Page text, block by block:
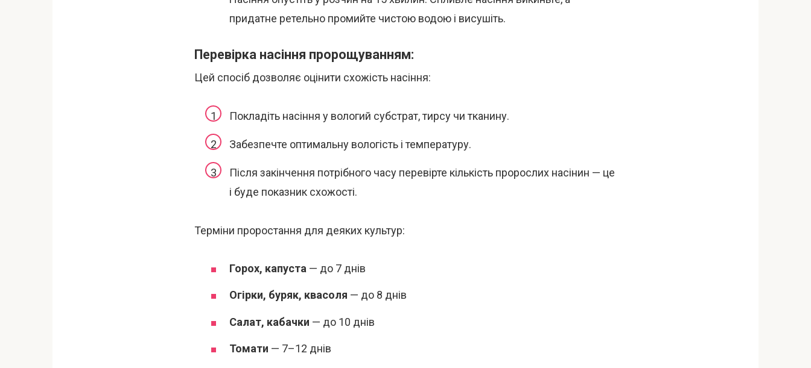
придатне ретельно промийте чистою водою і висушіть.
Перевірка насіння пророщуванням:
Цей спосіб дозволяє оцінити схожість насіння:
Покладіть насіння у вологий субстрат, тирсу чи тканину.
Забезпечте оптимальну вологість і температуру.
Після закінчення потрібного часу перевірте кількість пророслих насінин — це
і буде показник схожості.
Терміни проростання для деяких культур:
Горох, капуста — до 7 днів
Огірки, буряк, квасоля — до 8 днів
Салат, кабачки — до 10 днів
Томати — 7–12 днів